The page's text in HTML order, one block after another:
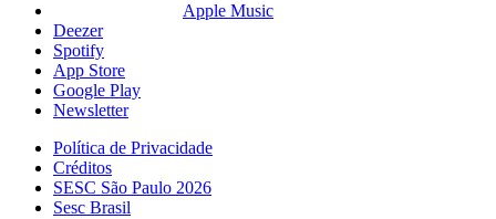
Apple Music
Deezer
Spotify
App Store
Google Play
Newsletter
Política de Privacidade
Créditos
SESC São Paulo 2026
Sesc Brasil